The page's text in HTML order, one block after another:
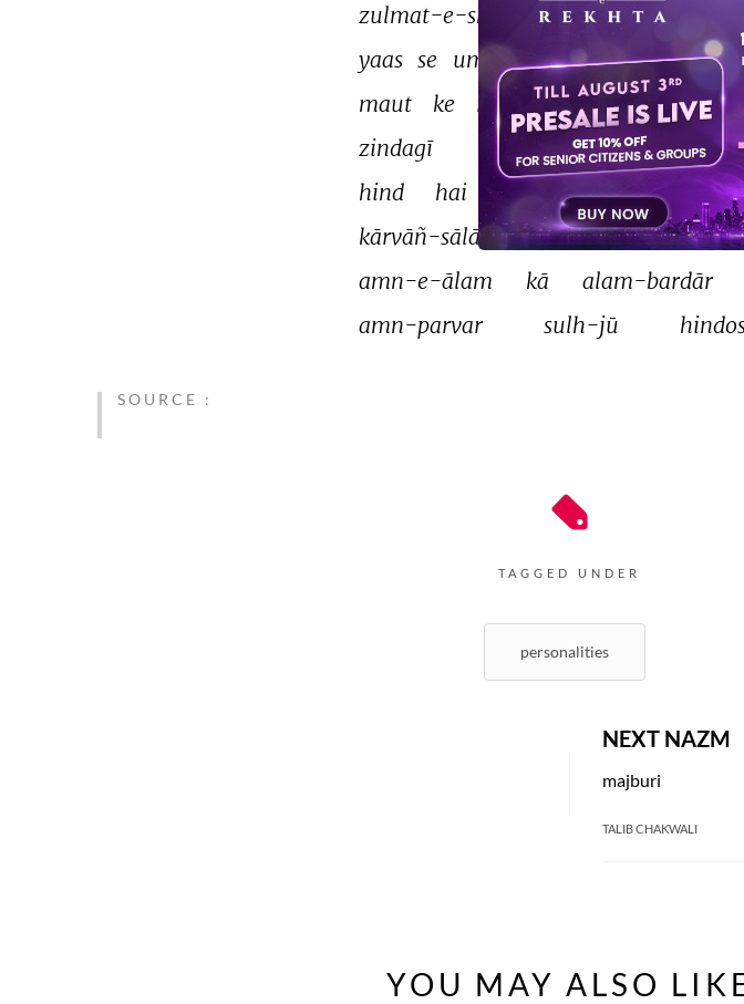
zulmat-e-shab
se sahar kī
yaas se ummīd kā raushan hai
maut
ke roke bhī ruk saktā
zindagī
kā kārvāñ
tez-
hind
hai is qāfile kā
kārvāñ-sālār
mīr-e-
amn-e-ālam
kā alam-bardār
amn-parvar
sulh-jū
SOURCE :
TAGGED UNDER
personalities
NEXT NAZM
majburi
TALIB CHAKWALI
YOU MAY ALSO